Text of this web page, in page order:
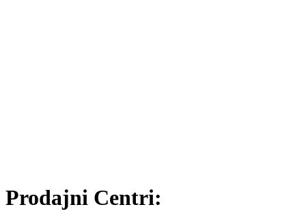
Prodajni Centri: